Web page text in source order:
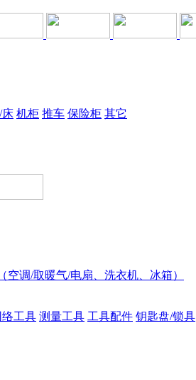
床 机柜 推车 保险柜 其它
空调/取暖气/电扇、洗衣机、冰箱）
工具 测量工具 工具配件 钥匙盘/锁具